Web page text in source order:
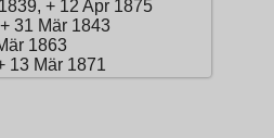
+ 12 Apr 1875
31 Mär 1843
1863
13 Mär 1871